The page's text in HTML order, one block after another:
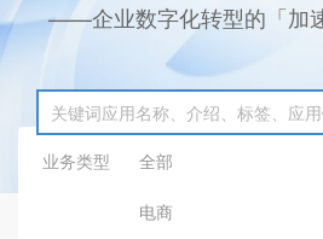
——企业数字化转型的「加
业务类型
全部
电商